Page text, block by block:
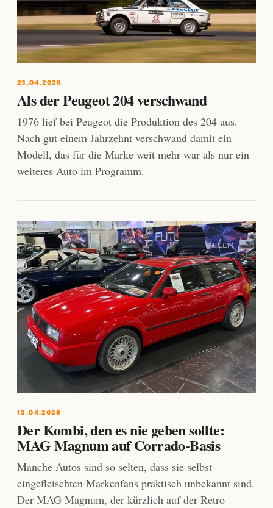
23.04.2026
Als der Peugeot 204 verschwand
1976 lief bei Peugeot die Produktion des 204 aus.
Nach gut einem Jahrzehnt verschwand damit ein
Modell, das für die Marke weit mehr war als nur ein
weiteres Auto im Programm.
13.04.2026
Der Kombi, den es nie geben sollte:
MAG Magnum auf Corrado-Basis
Manche Autos sind so selten, dass sie selbst
eingefleischten Markenfans praktisch unbekannt sind.
Der MAG Magnum, der kürzlich auf der Retro